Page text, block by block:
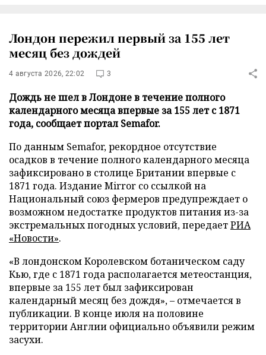
Лондон пережил первый за 155 лет
месяц без дождей
4 августа 2026, 22:02 3
Дождь не шел в Лондоне в течение полного
календарного месяца впервые за 155 лет с 1871
года, сообщает портал Semafor.
По данным Semafor, рекордное отсутствие
осадков в течение полного календарного месяца
зафиксировано в столице Британии впервые с
1871 года. Издание Mirror со ссылкой на
Национальный союз фермеров предупреждает о
возможном недостатке продуктов питания из-за
экстремальных погодных условий, передаетРИА
«Новости».
«В лондонском Королевском ботаническом саду
Кью, где с 1871 года располагается метеостанция,
впервые за 155 лет был зафиксирован
календарный месяц без дождя», – отмечается в
публикации. В конце июля на половине
территории Англии официально объявили режим
засухи.